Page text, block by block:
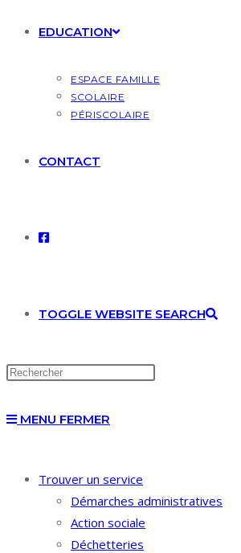
EDUCATION
ESPACE FAMILLE
SCOLAIRE
PÉRISCOLAIRE
CONTACT
TOGGLE WEBSITE SEARCH
MENU FERMER
Trouver un service
Démarches administratives
Action sociale
Déchetteries